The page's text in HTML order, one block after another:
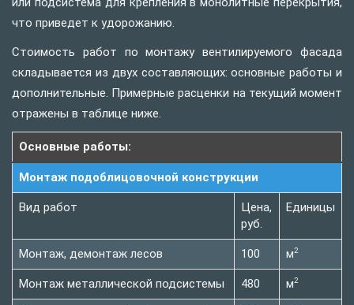
что приведет к удорожанию.
Стоимость работ по монтажу вентилируемого фасада
складывается из двух составляющих: основные работы и
дополнительные. Примерные расценки на текущий момент
отражены в таблице ниже.
Основные работы:
Монтаж подоблицовочной конструкции
Вид работ
Цена,
руб.
Единицы
Монтаж, демонтаж лесов 100 м2
Монтаж металлической подсистемы 480 м2